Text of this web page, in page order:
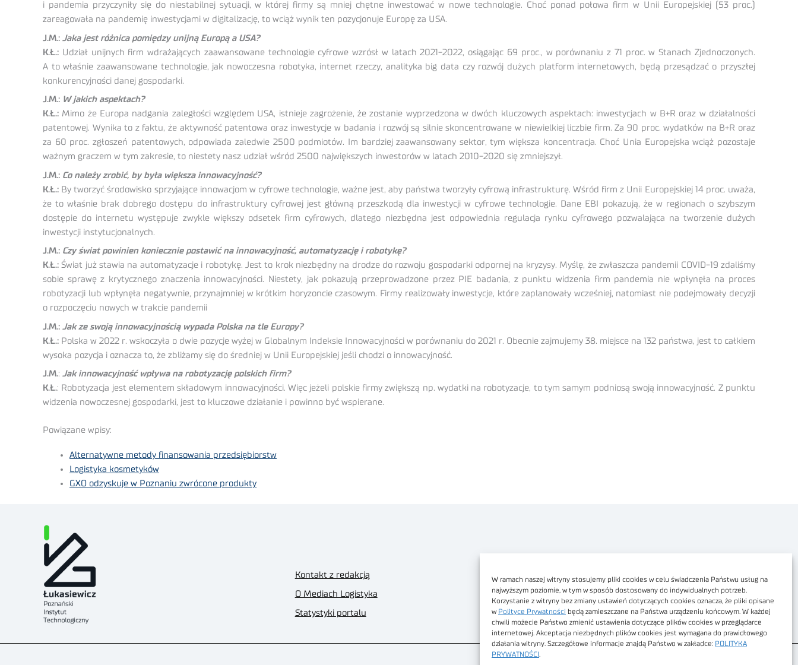
W ramach naszej witryny stosujemy pliki cookies w celu świadczenia Państwu usług na
najwyższym poziomie, w tym w sposób dostosowany do indywidualnych potrzeb.
Korzystanie z witryny bez zmiany ustawień dotyczących cookies oznacza, że pliki opisane
w Polityce Prywatności będą zamieszczane na Państwa urządzeniu końcowym. W każdej
chwili możecie Państwo zmienić ustawienia dotyczące plików cookies w przeglądarce
internetowej. Akceptacja niezbędnych plików cookies jest wymagana do prawidłowego
działania witryny. Szczegółowe informacje znajdą Państwo w zakładce: POLITYKA
PRYWATNOŚCI
i pandemia przyczyniły się do niestabilnej sytuacji, w której firmy są mniej chętne inwestować w nowe technologie. Choć ponad połowa firm w Unii Europejskiej (53 proc.)
zareagowała na pandemię inwestycjami w digitalizację, to wciąż wynik ten pozycjonuje Europę za USA.
J.M.: Jaka jest różnica pomiędzy unijną Europą a USA?
K.Ł.: Udział unijnych firm wdrażających zaawansowane technologie cyfrowe wzrósł w latach 2021-2022, osiągając 69 proc., w porównaniu z 71 proc. w Stanach Zjednoczonych.
A to właśnie zaawansowane technologie, jak nowoczesna robotyka, internet rzeczy, analityka big data czy rozwój dużych platform internetowych, będą przesądzać o przyszłej
konkurencyjności danej gospodarki.
J.M.: W jakich aspektach?
K.Ł.: Mimo że Europa nadgania zaległości względem USA, istnieje zagrożenie, że zostanie wyprzedzona w dwóch kluczowych aspektach: inwestycjach w B+R oraz w działalności
patentowej. Wynika to z faktu, że aktywność patentowa oraz inwestycje w badania i rozwój są silnie skoncentrowane w niewielkiej liczbie firm. Za 90 proc. wydatków na B+R oraz
za 60 proc. zgłoszeń patentowych, odpowiada zaledwie 2500 podmiotów. Im bardziej zaawansowany sektor, tym większa koncentracja. Choć Unia Europejska wciąż pozostaje
ważnym graczem w tym zakresie, to niestety nasz udział wśród 2500 największych inwestorów w latach 2010-2020 się zmniejszył.
J.M.: Co należy zrobić, by była większa innowacyjność?
K.Ł.: By tworzyć środowisko sprzyjające innowacjom w cyfrowe technologie, ważne jest, aby państwa tworzyły cyfrową infrastrukturę. Wśród firm z Unii Europejskiej 14 proc. uważa,
że to właśnie brak dobrego dostępu do infrastruktury cyfrowej jest główną przeszkodą dla inwestycji w cyfrowe technologie. Dane EBI pokazują, że w regionach o szybszym
dostępie do internetu występuje zwykle większy odsetek firm cyfrowych, dlatego niezbędna jest odpowiednia regulacja rynku cyfrowego pozwalająca na tworzenie dużych
inwestycji instytucjonalnych.
J.M.: Czy świat powinien koniecznie postawić na innowacyjność, automatyzację i robotykę?
K.Ł.: Świat już stawia na automatyzacje i robotykę. Jest to krok niezbędny na drodze do rozwoju gospodarki odpornej na kryzysy. Myślę, że zwłaszcza pandemii COVID-19 zdaliśmy
sobie sprawę z krytycznego znaczenia innowacyjności. Niestety, jak pokazują przeprowadzone przez PIE badania, z punktu widzenia firm pandemia nie wpłynęła na proces
robotyzacji lub wpłynęła negatywnie, przynajmniej w krótkim horyzoncie czasowym. Firmy realizowały inwestycje, które zaplanowały wcześniej, natomiast nie podejmowały decyzji
o rozpoczęciu nowych w trakcie pandemii
J.M.: Jak ze swoją innowacyjnością wypada Polska na tle Europy?
K.Ł.: Polska w 2022 r. wskoczyła o dwie pozycje wyżej w Globalnym Indeksie Innowacyjności w porównaniu do 2021 r. Obecnie zajmujemy 38. miejsce na 132 państwa, jest to całkiem
wysoka pozycja i oznacza to, że zbliżamy się do średniej w Unii Europejskiej jeśli chodzi o innowacyjność.
J.M.: Jak innowacyjność wpływa na robotyzację polskich firm?
K.Ł.: Robotyzacja jest elementem składowym innowacyjności. Więc jeżeli polskie firmy zwiększą np. wydatki na robotyzacje, to tym samym podniosą swoją innowacyjność. Z punktu
widzenia nowoczesnej gospodarki, jest to kluczowe działanie i powinno być wspierane.
Powiązane wpisy:
Alternatywne metody finansowania przedsiębiorstw
Logistyka kosmetyków
GXO odzyskuje w Poznaniu zwrócone produkty
Kontakt z redakcją
O Mediach Logistyka
Statystyki portalu
Dostępność cyfrowa
Regulamin Portalu
Regulamin sklepu